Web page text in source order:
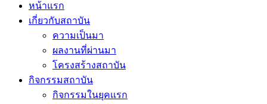
หน้าแรก
เกี่ยวกับสถาบัน
ความเป็นมา
ผลงานที่ผ่านมา
โครงสร้างสถาบัน
กิจกรรมสถาบัน
กิจกรรมในยุคแรก